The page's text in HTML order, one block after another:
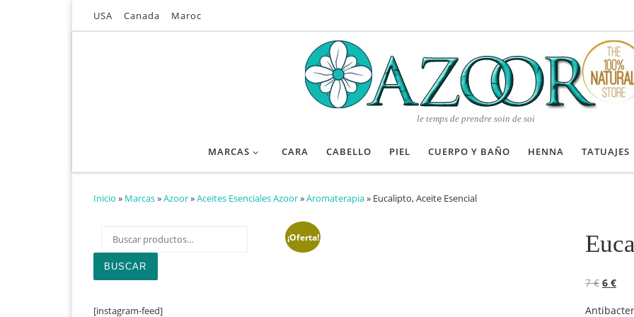
Saltar al contenido
USA Canada Maroc
le temps de prendre soin de soi
MARCAS CARA CABELLO PIEL CUERPO Y BAÑO HENNA TATUAJES
Inicio » Marcas»Azoor»Aceites Esenciales Azoor»Aromaterapia» Eucalipto, Aceite Esencial
¡Oferta!
7€ El
6 €El
BUSCAR
[instagram-feed]